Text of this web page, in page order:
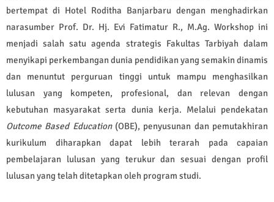
bertempat di Hotel Roditha Banjarbaru dengan menghadirkan
narasumber Prof. Dr. Hj. Evi Fatimatur R., M.Ag. Workshop ini
menjadi salah satu agenda strategis Fakultas Tarbiyah dalam
menyikapi perkembangan dunia pendidikan yang semakin dinamis
dan menuntut perguruan tinggi untuk mampu menghasilkan
lulusan yang kompeten, profesional, dan relevan dengan
kebutuhan masyarakat serta dunia kerja. Melalui pendekatan
Outcome Based Education (OBE), penyusunan dan pemutakhiran
kurikulum diharapkan dapat lebih terarah pada capaian
pembelajaran lulusan yang terukur dan sesuai dengan profil
lulusan yang telah ditetapkan oleh program studi.